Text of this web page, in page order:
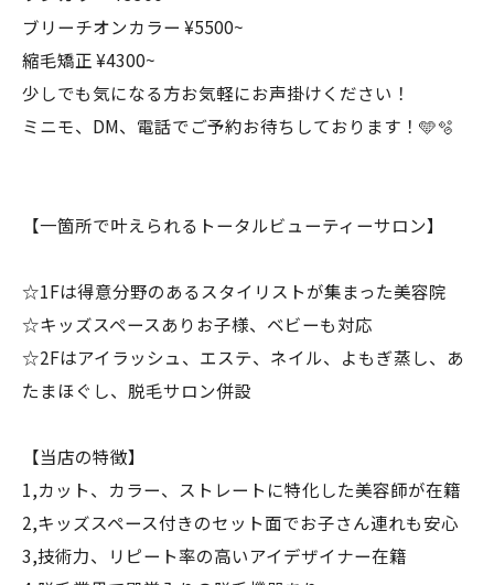
ブリーチオンカラー ¥5500~
縮毛矯正 ¥4300~
少しでも気になる方お気軽にお声掛けください！
ミニモ、DM、電話でご予約お待ちしております！🩵🫧
【一箇所で叶えられるトータルビューティーサロン】
☆1Fは得意分野のあるスタイリストが集まった美容院
☆キッズスペースありお子様、ベビーも対応
☆2Fはアイラッシュ、エステ、ネイル、よもぎ蒸し、あ
たまほぐし、脱毛サロン併設
【当店の特徴】
1,カット、カラー、ストレートに特化した美容師が在籍
2,キッズスペース付きのセット面でお子さん連れも安心
3,技術力、リピート率の高いアイデザイナー在籍